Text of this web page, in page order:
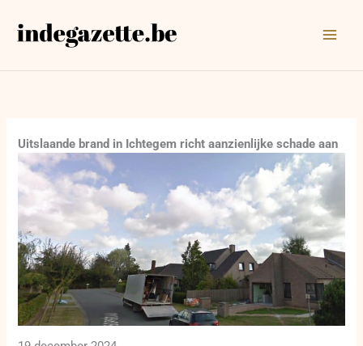
naar
Uitslaande brand in Ichtegem richt aanzienlijke schade aan